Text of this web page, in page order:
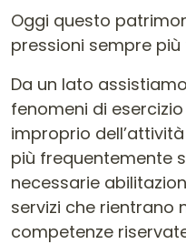
Oggi questo
pressioni sempre più
Da un lato
fenomeni di
improprio
più frequentemente
necessarie
servizi che rientrano
competenze